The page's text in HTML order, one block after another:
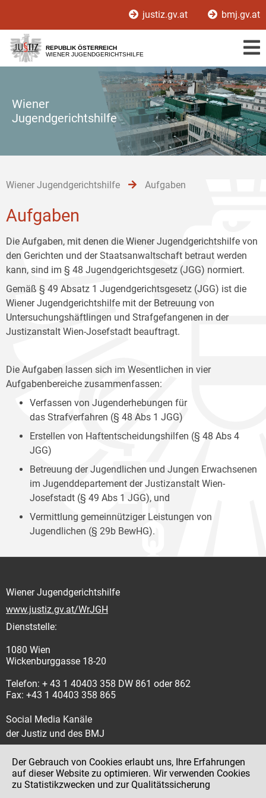
[1]
[2]
[3]
justiz.gv.at bmj.gv.at
REPUBLIK ÖSTERREICH
WIENER JUGENDGERICHTSHILFE
Wiener
Jugendgerichtshilfe
Wiener Jugendgerichtshilfe Aufgaben
Aufgaben
Die Aufgaben, mit denen die Wiener Jugendgerichtshilfe von
den Gerichten und der Staatsanwaltschaft betraut werden
kann, sind im § 48 Jugendgerichtsgesetz (JGG) normiert.
Gemäß § 49 Absatz 1 Jugendgerichtsgesetz (JGG) ist die
Wiener Jugendgerichtshilfe mit der Betreuung von
Untersuchungshäftlingen und Strafgefangenen in der
Justizanstalt Wien-Josefstadt beauftragt.
Die Aufgaben lassen sich im Wesentlichen in vier
Aufgabenbereiche zusammenfassen:
Verfassen von Jugenderhebungen für
das Strafverfahren (§ 48 Abs 1 JGG)
Erstellen von Haftentscheidungshilfen (§ 48 Abs 4
JGG)
Betreuung der Jugendlichen und Jungen Erwachsenen
im Jugenddepartement der Justizanstalt Wien-
Josefstadt (§ 49 Abs 1 JGG), und
Vermittlung gemeinnütziger Leistungen von
Jugendlichen (§ 29b BewHG).
Wiener Jugendgerichtshilfe
www.justiz.gv.at/WrJGH
Dienststelle:
1080 Wien
Wickenburggasse 18-20
Telefon: + 43 1 40403 358 DW 861 oder 862
Fax: +43 1 40403 358 865
Social Media Kanäle
der Justiz und des BMJ
Impressum
Der Gebrauch von Cookies erlaubt uns, Ihre Erfahrungen
auf dieser Website zu optimieren. Wir verwenden Cookies
zu Statistikzwecken und zur Qualitätssicherung